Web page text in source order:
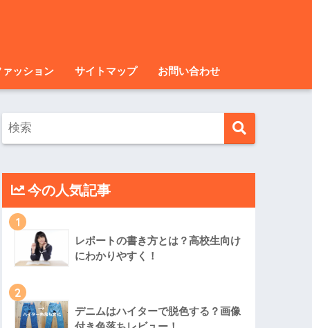
ァッション サイトマップ お問い合わせ
今の人気記事
1
レポートの書き方とは？高校生向け
にわかりやすく！
2
デニムはハイターで脱色する？画像